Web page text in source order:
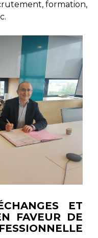
formation,
ET
FAVEUR DE